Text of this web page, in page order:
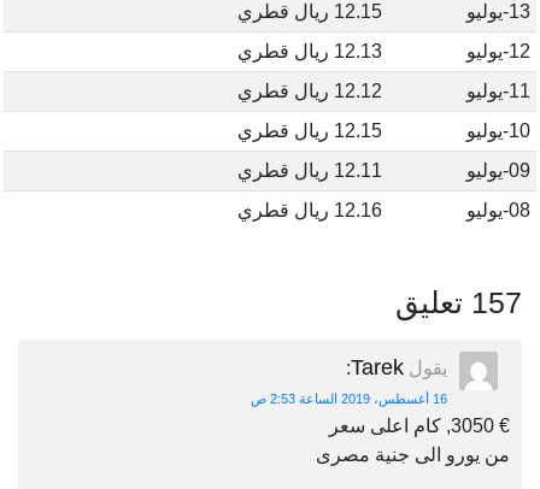
13-يوليو
12.15 ريال قطري
12-يوليو
12.13 ريال قطري
11-يوليو
12.12 ريال قطري
10-يوليو
12.15 ريال قطري
09-يوليو
12.11 ريال قطري
08-يوليو
12.16 ريال قطري
157 تعليق
يقول Tarek
:
16 أغسطس، 2019 الساعة 2:53 ص
€ 3050, كام اعلى سعر
من يورو الى جنية مصرى